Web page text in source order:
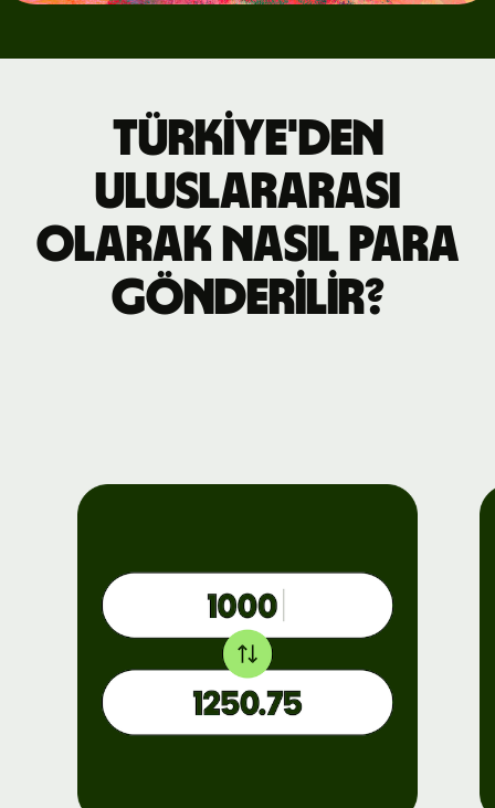
Türkiye'den
uluslararası
olarak nasıl para
gönderilir?